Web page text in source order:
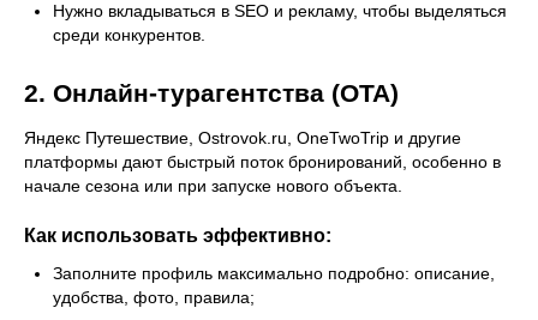
Нужно вкладываться в SEO и рекламу, чтобы выделяться
среди конкурентов.
2. Онлайн-турагентства (OTA)
Яндекс Путешествие, Ostrovok.ru, OneTwoTrip и другие
платформы дают быстрый поток бронирований, особенно в
начале сезона или при запуске нового объекта.
Как использовать эффективно:
Заполните профиль максимально подробно: описание,
удобства, фото, правила;